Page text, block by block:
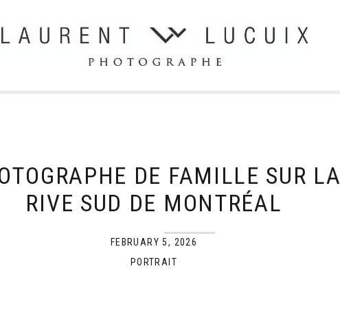
PORTRAIT
FEBRUARY 5, 2026
DE FAMILLE SUR LA
RIVE SUD DE MONTRÉAL